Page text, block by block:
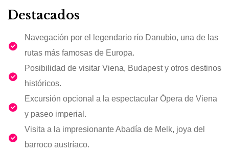
Destacados
Navegación por el legendario río Danubio, una de las
rutas más famosas de Europa.
Posibilidad de visitar Viena, Budapest y otros destinos
históricos.
Excursión opcional a la espectacular Ópera de Viena
y paseo imperial.
Visita a la impresionante Abadía de Melk, joya del
barroco austríaco.